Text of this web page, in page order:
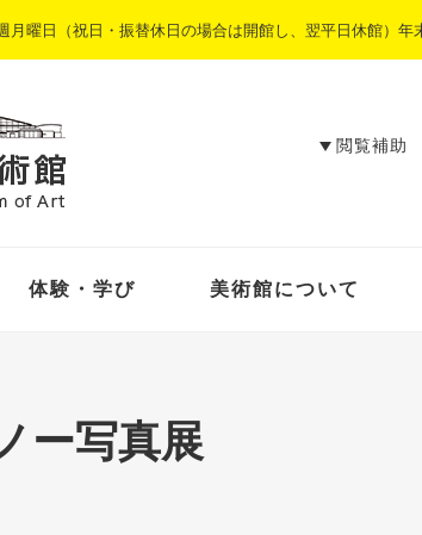
月曜日（祝日・振替休日の場合は開館し、翌平日休館）年
閲覧補助
体験・学び 美術館について
ー写真展